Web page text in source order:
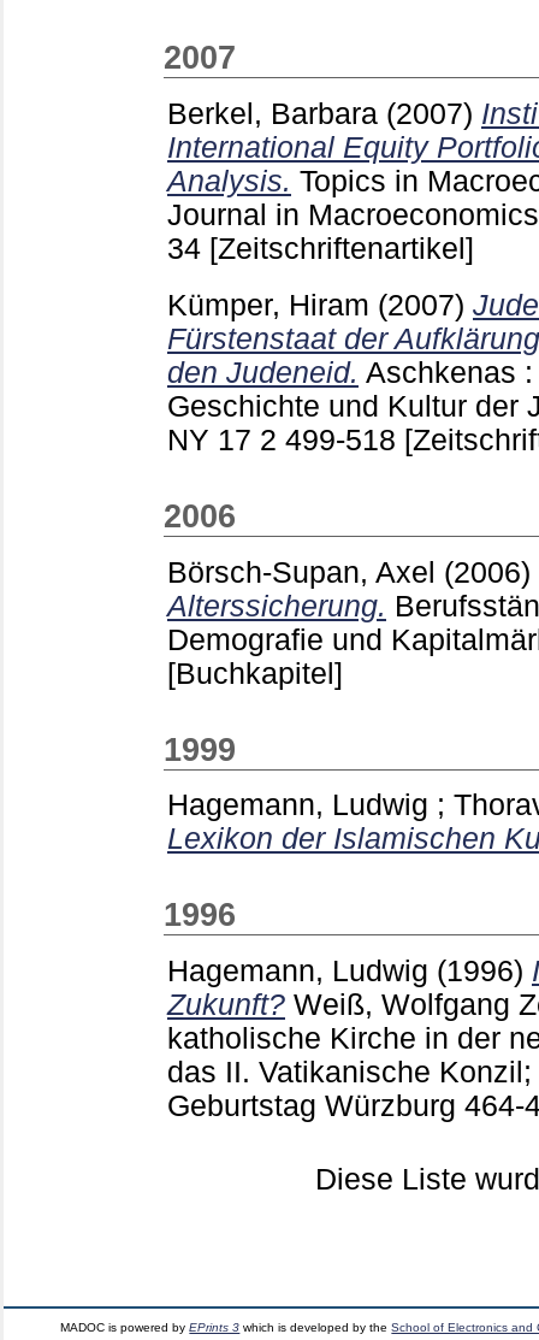
2007
Berkel, Barbara (2007)
International Equity
Analysis. Topics in
Journal in
34 [Zeitschriftenartikel]
Kümper, Hiram (2007)
Fürstenstaat der
den Judeneid. Aschkenas
Geschichte und Kultur der
NY 17 2 499-518
2006
Börsch-Supan, Axel (2006)
Alterssicherung.
Demografie und
[Buchkapitel]
1999
Hagemann, Ludwig ;
Lexikon der Islamischen
1996
Hagemann, Ludwig (1996)
Zukunft? Weiß, Wolfgang
katholische Kirche in der
das II. Vatikanische
Geburtstag Würzburg 464-
Diese Liste
MADOC is powered byEPrints 3 which is developed by theSchool of Electronics and